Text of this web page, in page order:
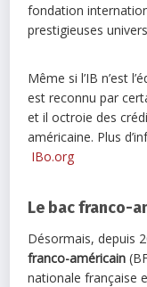
fondation
prestigieuses
Même si l’IB n’est
est reconnu par
et il octroie des
américaine. Plus
IBo.org
Le bac franco-
Désormais, depuis
franco-américain
nationale française